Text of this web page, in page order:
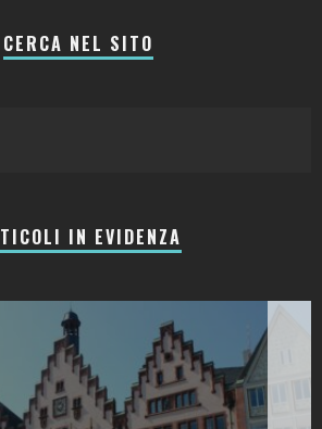
CERCA NEL SITO
IN EVIDENZA